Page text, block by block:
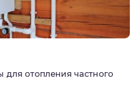
для отопления частного